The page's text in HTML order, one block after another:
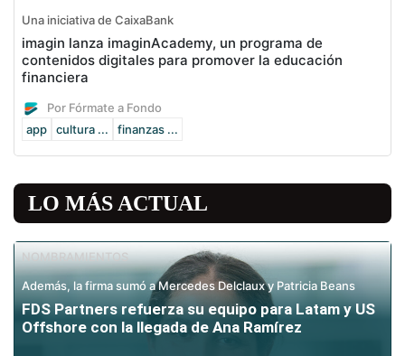
Una iniciativa de CaixaBank
imagin lanza imaginAcademy, un programa de
contenidos digitales para promover la educación
financiera
Por Fórmate a Fondo
app
cultura ... finanzas ...
LO MÁS ACTUAL
NOMBRAMIENTOS
Además, la firma sumó a Mercedes Delclaux y Patricia Beans
FDS Partners refuerza su equipo para Latam y US
Offshore con la llegada de Ana Ramírez